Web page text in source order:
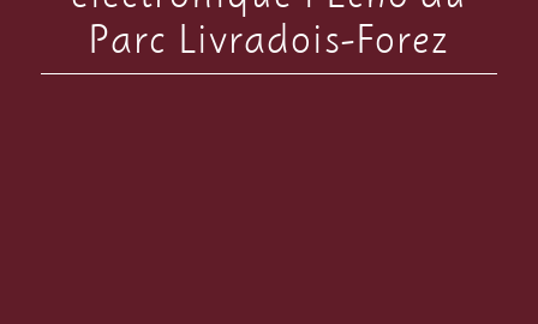
Parc Livradois-Forez